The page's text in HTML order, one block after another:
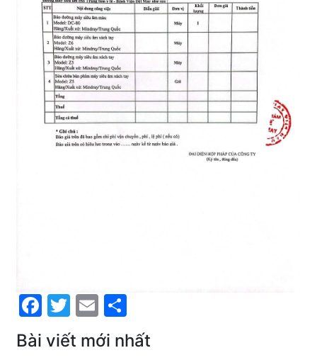
Facebook
Twitter
Email
Bài viết mới nhất